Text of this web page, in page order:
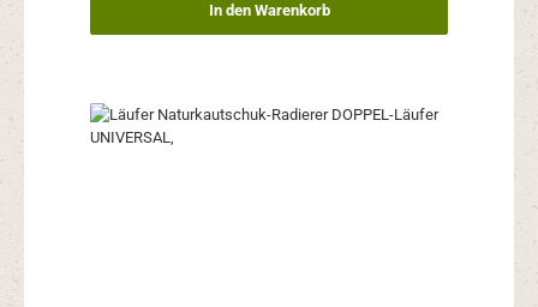
In den Warenkorb